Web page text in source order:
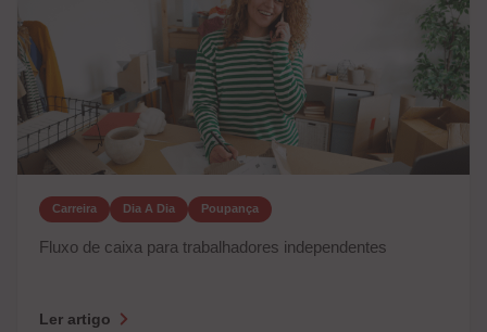
Carreira Dia A Dia Poupança
Fluxo de caixa para trabalhadores independentes
Ler artigo